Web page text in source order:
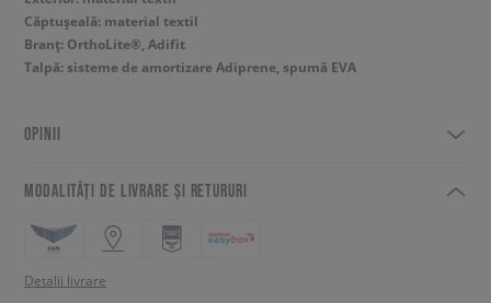
Căptușeală: material textil
Branț: OrthoLite®, Adifit
Talpă: sisteme de amortizare Adiprene, spumă EVA
OPINII
MODALITĂȚI DE LIVRARE ȘI RETURURI
Detalii livrare